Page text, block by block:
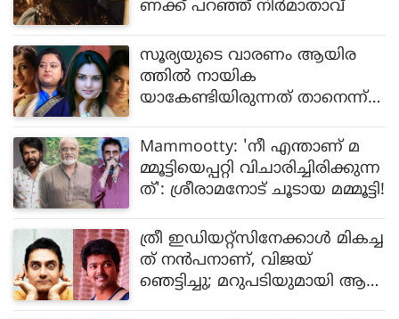
ണക്ക് പറഞ്ഞ് നിർമാതാവ്
സൂര്യയുടെ വാരണം ആയിര
ത്തിൽ നായിക
യാകേണ്ടിയിരുന്നത് താനെന്ന്
Mammootty: 'നീ എന്താണ് മ
മ്മൂട്ടിയെപ്പറ്റി വിചാരിച്ചിരിക്കുന്ന
ത്': ശ്രീരാമനോട് ചൂടായ മമ്മൂട്ടി!
ത്രീ ഇഡിയറ്റ്സിനേക്കാൾ മികച്ച
ത് നൻപനാണ്, വിജയ്
ഞെട്ടിച്ചു; മറുപടിയുമായി ആ